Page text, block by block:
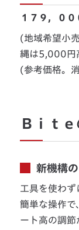
１７９，００
(地域希望小
縄は5,000円
(参考価格。
Ｂｉｔ
新機構
工具を使わ
簡単な操作
ート高の調